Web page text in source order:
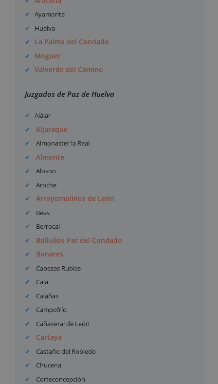
Ayamonte
Huelva
La Palma del Condado
Moguer
Valverde del Camino
Juzgados de Paz de Huelva
Alájar
Aljaraque
Almonaster la Real
Almonte
Alosno
Aroche
Arroyomolinos de León
Beas
Berrocal
Bollullos Par del Condado
Bonares
Cabezas Rubias
Cala
Calañas
Campofrío
Cañaveral de León
Cartaya
Castaño del Robledo
Chucena
Corteconcepción